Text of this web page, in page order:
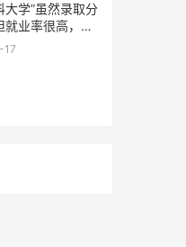
大学”虽然录取分
就业率很高，专
17